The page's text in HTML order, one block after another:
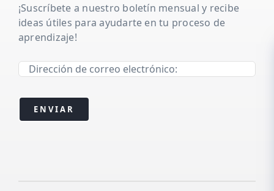
¡Suscríbete a nuestro boletín mensual y recibe
ideas útiles para ayudarte en tu proceso de
aprendizaje!
ENVIAR